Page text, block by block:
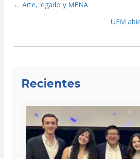
Posts
← Arte, legado y MENA
UFM
Recientes